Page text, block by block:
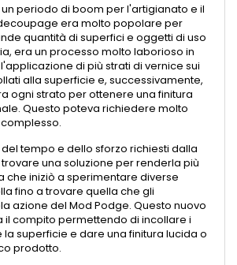
un periodo di boom per l'artigianato e il
era molto popolare per
quantità di superfici e oggetti di uso
era un processo molto laborioso in
di più strati di vernice sui
alla superficie e, successivamente,
ogni strato per ottenere una finitura
Questo poteva richiedere molto
tempo e dello sforzo richiesti dalla
una soluzione per renderla più
che iniziò a sperimentare diverse
fino a trovare quella che gli
azione del Mod Podge. Questo nuovo
il compito permettendo di incollare i
superficie e dare una finitura lucida o
prodotto.